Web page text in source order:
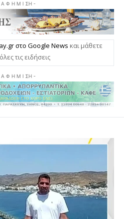
Α Φ Η Μ Ι ΣΗ -
στο Google News και μάθετε
τις ειδήσεις
Α Φ Η Μ Ι ΣΗ -